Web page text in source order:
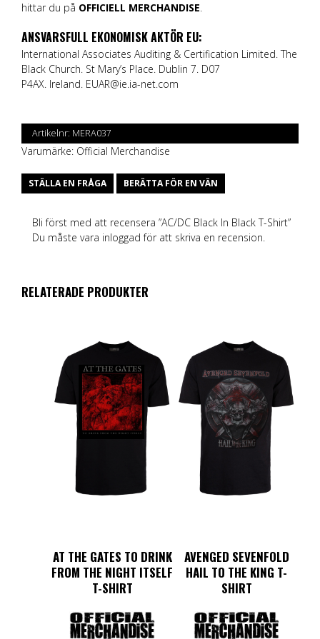
hittar du på OFFICIELL MERCHANDISE.
ANSVARSFULL EKONOMISK AKTÖR EU:
International Associates Auditing & Certification Limited. The
Black Church. St Mary’s Place. Dublin 7. D07
P4AX. Ireland. EUAR@ie.ia-net.com
Artikelnr: MERA037
Varumärke: Official Merchandise
STÄLLA EN FRÅGA BERÄTTA FÖR EN VÄN
Bli först med att recensera ”AC/DC Black In Black T-Shirt”
Du måste vara inloggad för att skriva en recension.
RELATERADE PRODUKTER
AT THE GATES TO DRINK
FROM THE NIGHT ITSELF
T-SHIRT
AVENGED SEVENFOLD
HAIL TO THE KING T-
SHIRT